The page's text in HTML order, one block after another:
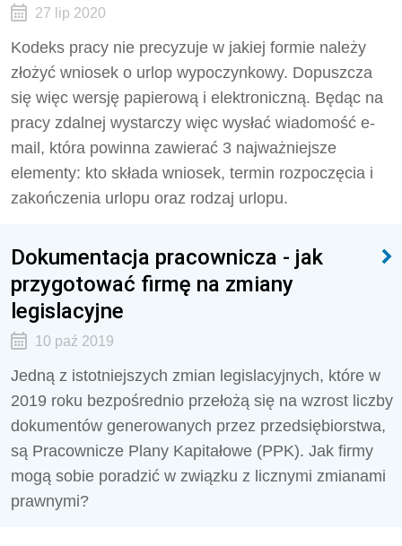
27 lip 2020
Kodeks pracy nie precyzuje w jakiej formie należy
złożyć wniosek o urlop wypoczynkowy. Dopuszcza
się więc wersję papierową i elektroniczną. Będąc na
pracy zdalnej wystarczy więc wysłać wiadomość e-
mail, która powinna zawierać 3 najważniejsze
elementy: kto składa wniosek, termin rozpoczęcia i
zakończenia urlopu oraz rodzaj urlopu.
Dokumentacja pracownicza - jak
przygotować firmę na zmiany
legislacyjne
10 paź 2019
Jedną z istotniejszych zmian legislacyjnych, które w
2019 roku bezpośrednio przełożą się na wzrost liczby
dokumentów generowanych przez przedsiębiorstwa,
są Pracownicze Plany Kapitałowe (PPK). Jak firmy
mogą sobie poradzić w związku z licznymi zmianami
prawnymi?